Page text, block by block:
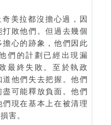
美拉都沒擔心過，因
敗他們。但過去幾個
擔心的跡象，他們因此
們的計劃已經出現漏
最終失敗。至於執政
他們失去把握。他們
可能釋放負面。他們
現在基本上在被清理
害。